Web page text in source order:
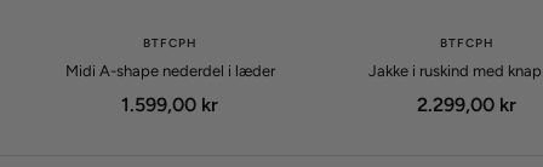
BTFCPH
Midi A-shape nederdel i læder
Udsalgspris
1.599,00 kr
BTFCPH
Jakke i ruskind med
Udsalgspris
2.299,00 kr